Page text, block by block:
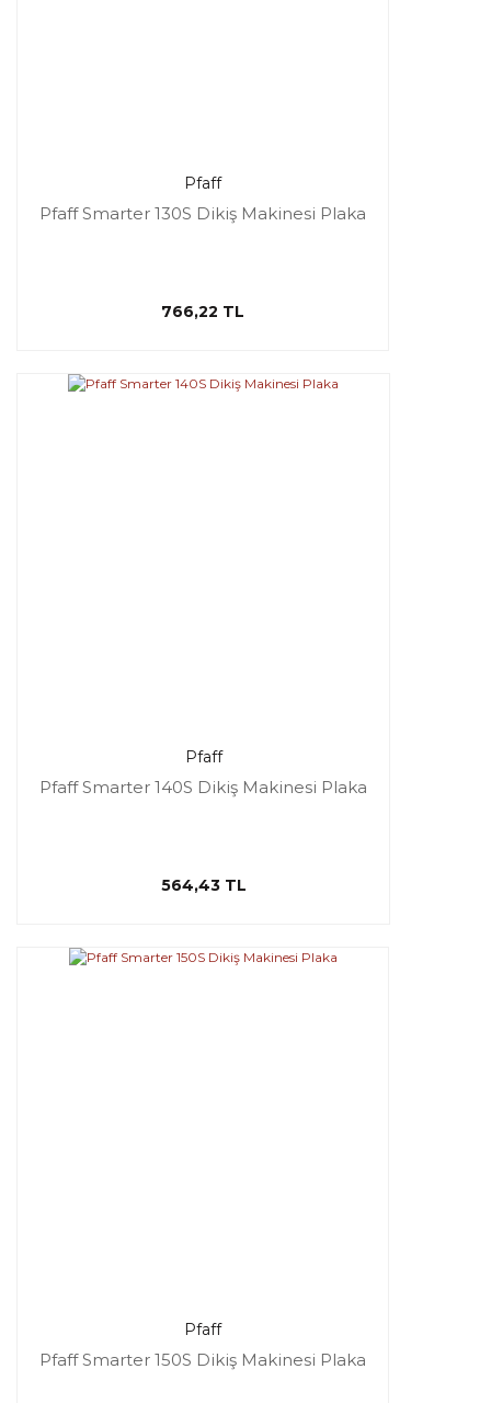
Pfaff
Pfaff Smarter 130S Dikiş Makinesi Plaka
766,22 TL
Pfaff
Pfaff Smarter 140S Dikiş Makinesi Plaka
564,43 TL
Pfaff
Pfaff Smarter 150S Dikiş Makinesi Plaka